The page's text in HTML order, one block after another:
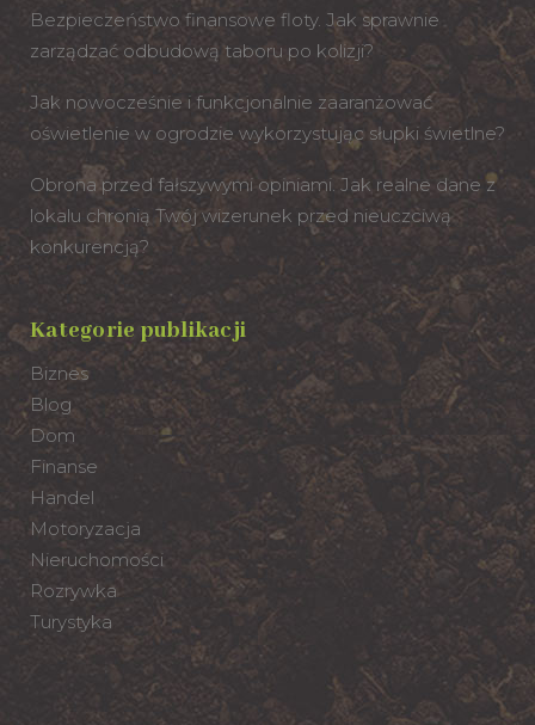
Bezpieczeństwo finansowe floty. Jak sprawnie
zarządzać odbudową taboru po kolizji?
Jak nowocześnie i funkcjonalnie zaaranżować
oświetlenie w ogrodzie wykorzystując słupki świetlne?
Obrona przed fałszywymi opiniami. Jak realne dane z
lokalu chronią Twój wizerunek przed nieuczciwą
konkurencją?
Kategorie publikacji
Biznes
Blog
Dom
Finanse
Handel
Motoryzacja
Nieruchomości
Rozrywka
Turystyka